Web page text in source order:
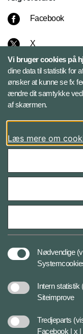
Facebook
X
Instagram
Bluesky
LinkedIn
Styrelser og
Vi bruger cookies på
dine data til statistik for
ønsker at kunne se fx
ændre dit samtykke ved
af skærmen.
Læs mere om
Nødvendige
Intern statistik
Siteimprove
Tredjeparts
Facebook | x |